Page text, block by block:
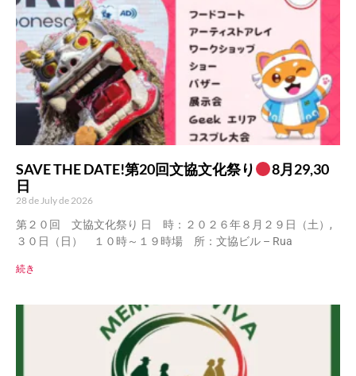
SAVE THE DATE!第20回文協文化祭り
8月29,30
日
28 de July de 2026
第２０回 文協文化祭り 日 時：２０２６年８月２９日（土）,
３０日（日） １０時～１９時場 所：文協ビル – Rua
続き